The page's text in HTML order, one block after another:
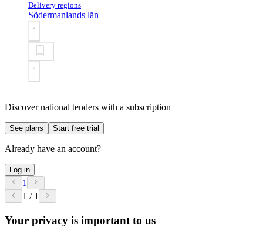
Delivery regions
Södermanlands län
Discover national tenders with a subscription
See plans Start free trial
Already have an account?
Log in
1
1 / 1
Your privacy is important to us